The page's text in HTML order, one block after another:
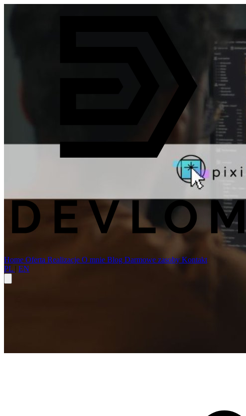
Home Oferta Realizacje O mnie Blog Darmowe zasoby Kontakt
PL | EN